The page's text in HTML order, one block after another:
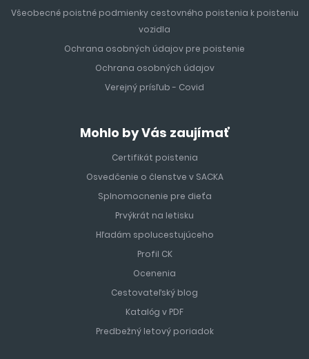
Všeobecné poistné podmienky cestovného poistenia k poisteniu
vozidla
Ochrana osobných údajov pre poistenie
Ochrana osobných údajov
Verejný prísľub - Covid
Mohlo by Vás zaujímať
Certifikát poistenia
Osvedčenie o členstve v SACKA
Splnomocnenie pre dieťa
Prvýkrát na letisku
Hľadám spolucestujúceho
Profil CK
Ocenenia
Cestovateľský blog
Katalóg v PDF
Predbežný letový poriadok